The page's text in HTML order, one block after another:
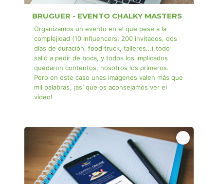
BRUGUER - EVENTO CHALKY MASTERS
Organizamos un evento en el que pese a la
complejidad (10 Influencers, 200 invitados, dos
días de duración, food truck, talleres…) todo
salió a pedir de boca, y todos los implicados
quedaron contentos, nosotros los primeros.
Pero en este caso unas imágenes valen más que
mil palabras, ¡así que os aconsejamos ver el
vídeo!